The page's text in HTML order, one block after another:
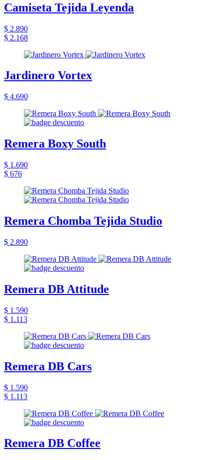
Camiseta Tejida Leyenda
$ 2.890
$ 2.168
Jardinero Vortex
$ 4.690
Remera Boxy South
$ 1.690
$ 676
Remera Chomba Tejida Studio
$ 2.890
Remera DB Attitude
$ 1.590
$ 1.113
Remera DB Cars
$ 1.590
$ 1.113
Remera DB Coffee